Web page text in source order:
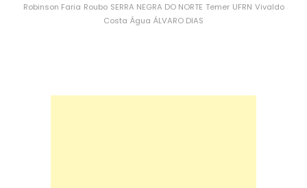
Robinson Faria Roubo SERRA NEGRA DO NORTE Temer UFRN Vivaldo
Costa Água ÁLVARO DIAS